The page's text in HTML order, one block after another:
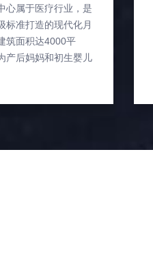
心属于医疗行业，是
标准打造的现代化月
筑面积达4000平
产后妈妈和初生婴儿
母婴健康管理服务，
从0流量